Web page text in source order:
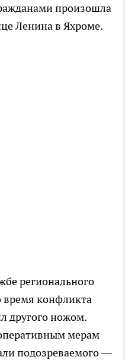
произошла
Ленина в Яхроме.
регионального
время конфликта
другого ножом.
мерам
подозреваемого —